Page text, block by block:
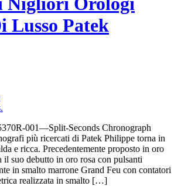
Lusso Patek
001—Split-Seconds Chronograph
più ricercati di Patek Philippe torna in
e ricca. Precedentemente proposto in oro
suo debutto in oro rosa con pulsanti
in smalto marrone Grand Feu con contatori
realizzata in smalto […]